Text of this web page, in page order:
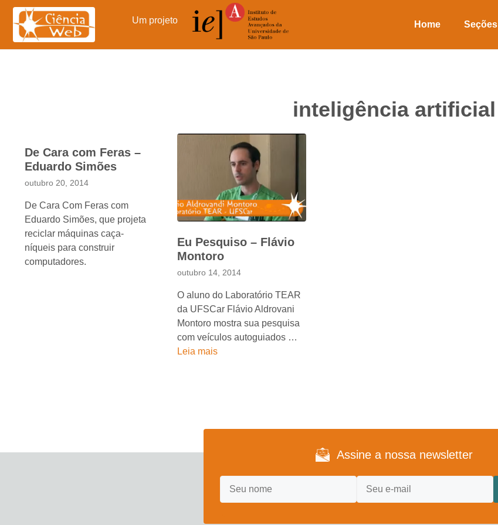
Pular
conteúdo
Um projeto Home Seções
inteligência artificial
De Cara com Feras –
Eduardo Simões
outubro 20, 2014
De Cara Com Feras com
Eduardo Simões, que projeta
reciclar máquinas caça-
níqueis para construir
computadores.
Eu Pesquiso – Flávio
Montoro
outubro 14, 2014
O aluno do Laboratório TEAR
da UFSCar Flávio Aldrovani
Montoro mostra sua pesquisa
com veículos autoguiados …
Leia mais
Assine a nossa newsletter